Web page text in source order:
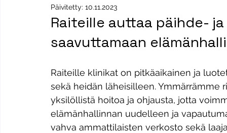
Päivitetty: 10.11.2023
Raiteille auttaa päihde-
saavuttamaan
Raiteille klinikat on pitkäaikainen ja
sekä heidän läheisilleen.
yksilöllistä hoitoa ja ohjausta, jotta
elämänhallinnan uudelleen ja
vahva ammattilaisten verkosto sekä